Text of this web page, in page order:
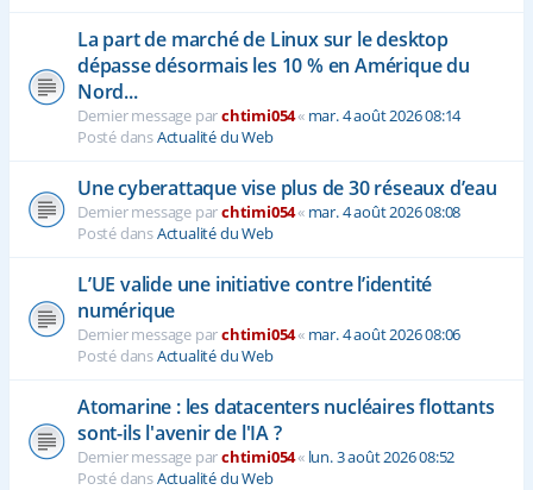
La part de marché de Linux sur le desktop
dépasse désormais les 10 % en Amérique du
Nord...
Dernier message parchtimi054« mar. 4 août 2026 08:14
Posté dansActualité du Web
Une cyberattaque vise plus de 30 réseaux d’eau
Dernier message parchtimi054« mar. 4 août 2026 08:08
Posté dansActualité du Web
L’UE valide une initiative contre l’identité
numérique
Dernier message parchtimi054« mar. 4 août 2026 08:06
Posté dansActualité du Web
Atomarine : les datacenters nucléaires flottants
sont-ils l'avenir de l'IA ?
Dernier message parchtimi054« lun. 3 août 2026 08:52
Posté dansActualité du Web